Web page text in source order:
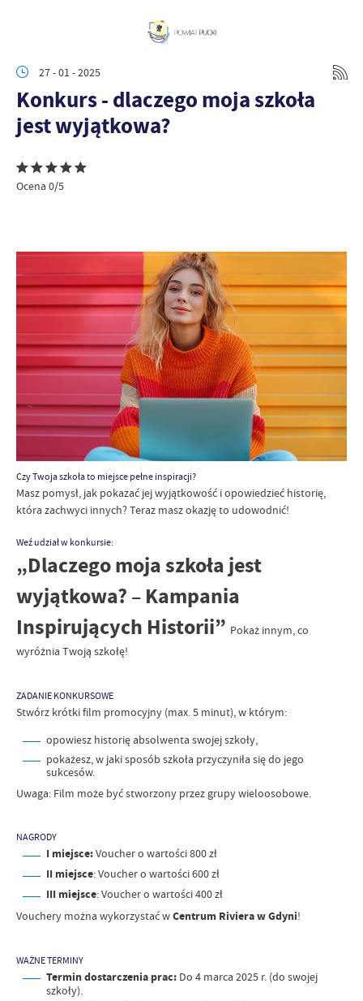
27 - 01 - 2025
Konkurs - dlaczego moja szkoła
jest wyjątkowa?
Ocena 0/5
Czy Twoja szkoła to miejsce pełne inspiracji?
Masz pomysł, jak pokazać jej wyjątkowość i opowiedzieć historię,
która zachwyci innych? Teraz masz okazję to udowodnić!
Weź udział w konkursie:
„Dlaczego moja szkoła jest
wyjątkowa? – Kampania
Inspirujących Historii” Pokaż innym, co
wyróżnia Twoją szkołę!
ZADANIE KONKURSOWE
Stwórz krótki film promocyjny (max. 5 minut), w którym:
opowiesz historię absolwenta swojej szkoły,
pokażesz, w jaki sposób szkoła przyczyniła się do jego
sukcesów.
Uwaga: Film może być stworzony przez grupy wieloosobowe.
NAGRODY
I miejsce:Voucher o wartości 800 zł
II miejsce: Voucher o wartości 600 zł
III miejsce: Voucher o wartości 400 zł
Vouchery można wykorzystać wCentrum Riviera w Gdyni!
WAŻNE TERMINY
Termin dostarczenia prac: Do 4 marca 2025 r. (do swojej
szkoły).